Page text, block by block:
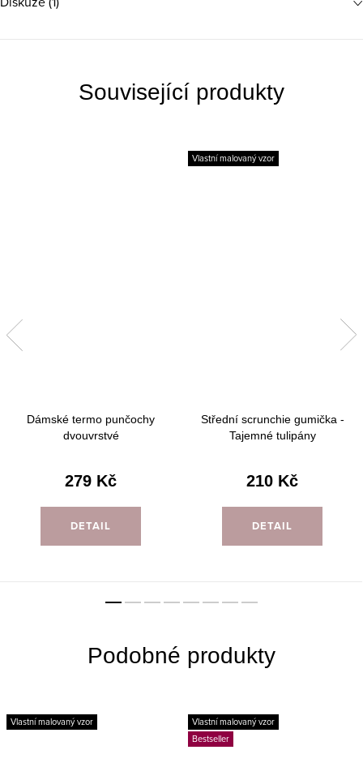
Související produkty
Dámské termo punčochy
dvouvrstvé
279 Kč
DETAIL
Vlastní malovaný vzor
Střední scrunchie gumička -
Tajemné tulipány
210 Kč
DETAIL
Vlastní malovaný vzor
Vlastní malovaný vzor
Bestseller